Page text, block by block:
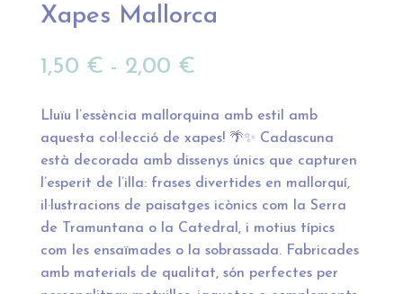
Xapes Mallorca
1,50 € - 2,00 €Rango
precios:
desde
1,50 €
hasta
2,00 €
Lluïu l’essència mallorquina amb estil amb
aquesta col·lecció de xapes! 🌴✨ Cadascuna
està decorada amb dissenys únics que capturen
l’esperit de l’illa: frases divertides en mallorquí,
il·lustracions de paisatges icònics com la Serra
de Tramuntana o la Catedral, i motius típics
com les ensaïmades o la sobrassada. Fabricades
amb materials de qualitat, són perfectes per